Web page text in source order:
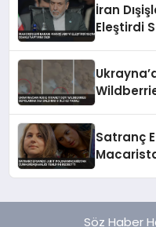
İran
Eleştirdi
Satranç
Söz Haber